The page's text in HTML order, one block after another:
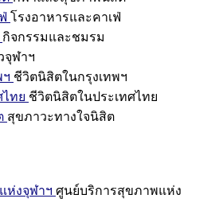
โรงอาหารและคาเฟ่
กิจกรรมและชมรม
จุฬาฯ
ชีวิตนิสิตในกรุงเทพฯ
ทย ชีวิตนิสิตในประเทศไทย
สุขภาวะทางใจนิสิต
ห่งจุฬาฯ ศูนย์บริการสุขภาพแห่ง